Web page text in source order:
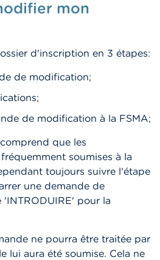
mon
d'inscription en 3 étapes:
de modification;
de modification à la FSMA;
que les
soumises à la
toujours suivre l'étape
une demande de
pour la
ne pourra être traitée par
lui aura été soumise. Cela ne